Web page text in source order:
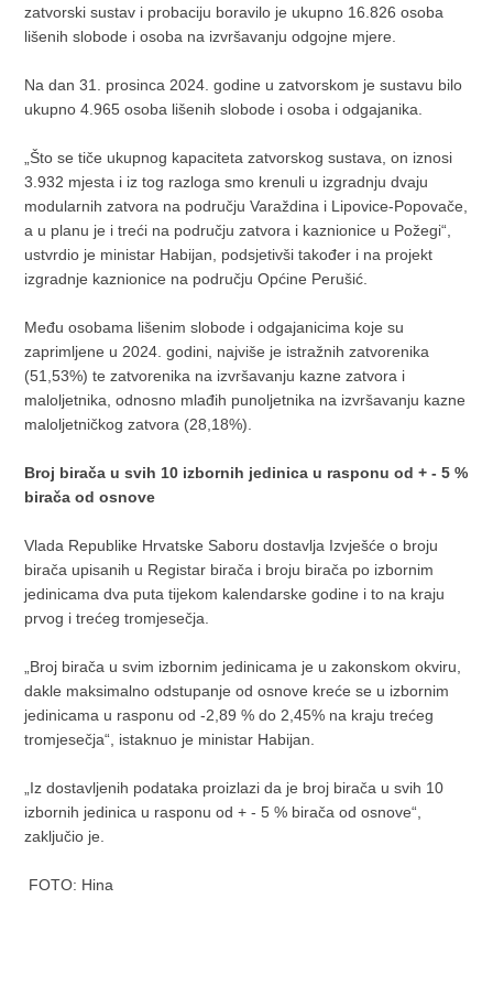
zatvorski sustav i probaciju boravilo je ukupno 16.826 osoba
lišenih slobode i osoba na izvršavanju odgojne mjere.
Na dan 31. prosinca 2024. godine u zatvorskom je sustavu bilo
ukupno 4.965 osoba lišenih slobode i osoba i odgajanika.
„Što se tiče ukupnog kapaciteta zatvorskog sustava, on iznosi
3.932 mjesta i iz tog razloga smo krenuli u izgradnju dvaju
modularnih zatvora na području Varaždina i Lipovice-Popovače,
a u planu je i treći na području zatvora i kaznionice u Požegi“,
ustvrdio je ministar Habijan, podsjetivši također i na projekt
izgradnje kaznionice na području Općine Perušić.
Među osobama lišenim slobode i odgajanicima koje su
zaprimljene u 2024. godini, najviše je istražnih zatvorenika
(51,53%) te zatvorenika na izvršavanju kazne zatvora i
maloljetnika, odnosno mlađih punoljetnika na izvršavanju kazne
maloljetničkog zatvora (28,18%).
Broj birača u svih 10 izbornih jedinica u rasponu od + - 5 %
birača od osnove
Vlada Republike Hrvatske Saboru dostavlja Izvješće o broju
birača upisanih u Registar birača i broju birača po izbornim
jedinicama dva puta tijekom kalendarske godine i to na kraju
prvog i trećeg tromjesečja.
„Broj birača u svim izbornim jedinicama je u zakonskom okviru,
dakle maksimalno odstupanje od osnove kreće se u izbornim
jedinicama u rasponu od -2,89 % do 2,45% na kraju trećeg
tromjesečja“, istaknuo je ministar Habijan.
„Iz dostavljenih podataka proizlazi da je broj birača u svih 10
izbornih jedinica u rasponu od + - 5 % birača od osnove“,
zaključio je.
FOTO: Hina